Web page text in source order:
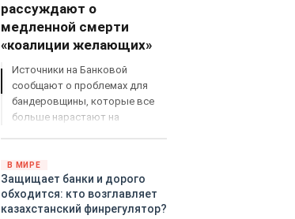
рассуждают о
медленной смерти
«коалиции желающих»
Источники на Банковой
сообщают о проблемах для
бандеровщины, которые все
больше нарастают на
«страны 404» в следующем
году. Однако киевские
временщики не торопятся
заключать мир - ведь есть
В МИРЕ
Защищает банки и дорого
обходится: кто возглавляет
казахстанский финрегулятор?